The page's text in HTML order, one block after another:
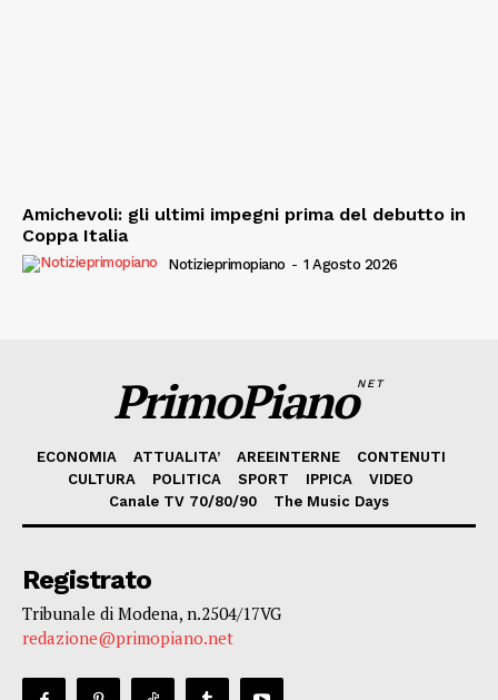
Amichevoli: gli ultimi impegni prima del debutto in
Coppa Italia
Notizieprimopiano - 1 Agosto 2026
PrimoPianoNET
ECONOMIA ATTUALITA’ AREEINTERNE
CONTENUTI
CULTURA
POLITICA SPORT IPPICA
VIDEO
Canale TV 70/80/90
The Music Days
Registrato
Tribunale di Modena, n.2504/17VG
redazione@primopiano.net